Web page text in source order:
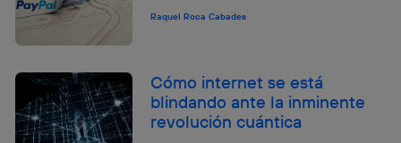
Raquel Roca Cabades
Cómo internet se está
blindando ante la inminente
revolución cuántica